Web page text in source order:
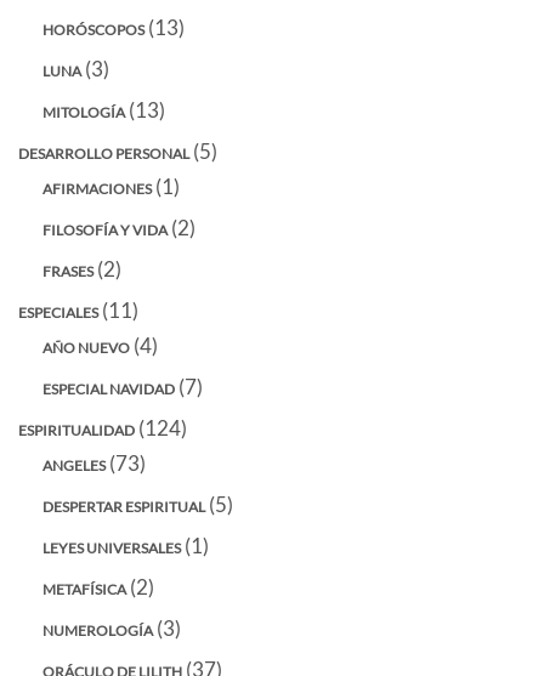
HORÓSCOPOS(13)
LUNA (3)
MITOLOGÍA (13)
DESARROLLO PERSONAL(5)
AFIRMACIONES(1)
FILOSOFÍA Y VIDA (2)
FRASES(2)
ESPECIALES(11)
AÑO NUEVO (4)
ESPECIAL NAVIDAD (7)
ESPIRITUALIDAD (124)
ANGELES(73)
DESPERTAR ESPIRITUAL(5)
LEYES UNIVERSALES(1)
METAFÍSICA (2)
NUMEROLOGÍA (3)
ORÁCULO DE LILITH (37)